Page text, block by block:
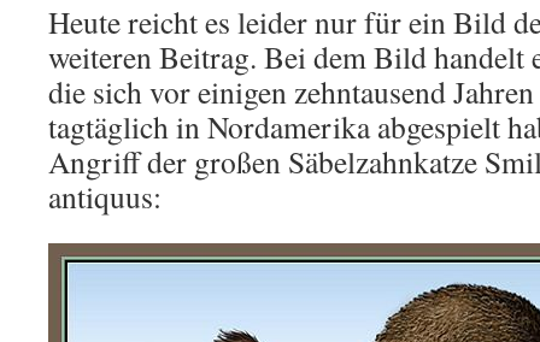
Heute reicht es leider nur für ein Bild
weiteren Beitrag. Bei dem Bild handelt
die sich vor einigen zehntausend
tagtäglich in Nordamerika abgespielt
Angriff der großen Säbelzahnkatze
antiquus: